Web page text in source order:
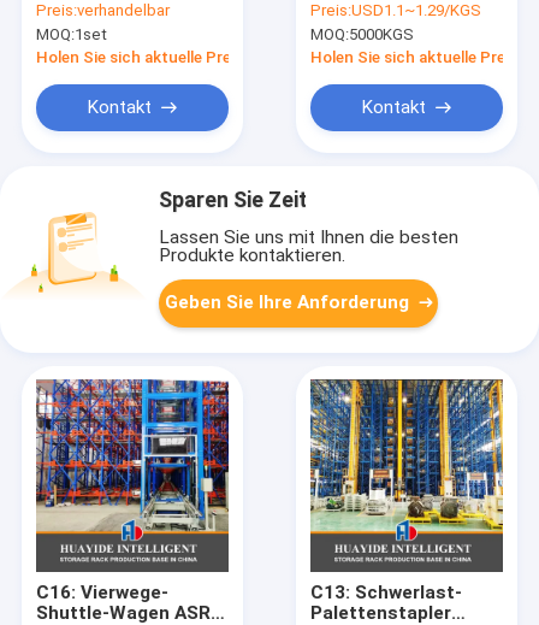
Lager-System
Automatisches
Lager- und
ASRS
Preis:verhandelbar
MOQ:1set
Holen Sie sich aktuelle Preis
Kontakt
Lager- und
Bereitstellungssystem
Preis:USD1.1~1.29/KGS
MOQ:5000KGS
Holen Sie sich aktuelle Preis
Kontakt
Sparen Sie Zeit
Lassen Sie uns mit Ihnen die besten
Produkte kontaktieren.
Geben Sie Ihre Anforderung
C16: Vierwege-
Shuttle-Wagen ASRS
C13: Schwerlast-
Palettenstapler